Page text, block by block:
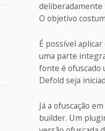
deliberadamente
O objetivo
É possível
uma parte
fonte é ofuscado
Defold seja
Já a ofuscação
builder. Um